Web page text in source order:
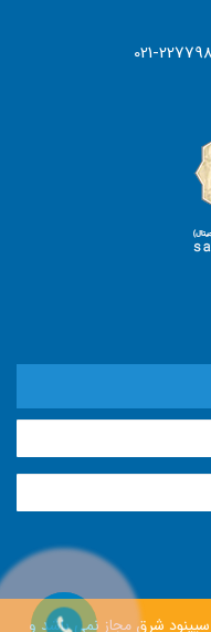
021-
شرق مجاز نمی باشد و